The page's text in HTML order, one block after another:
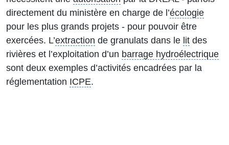
directement du ministère en charge de l’écologie
pour les plus grands projets - pour pouvoir être
exercées. L’extraction de granulats dans le lit des
rivières et l’exploitation d’un barrage hydroélectrique
sont deux exemples d’activités encadrées par la
réglementation ICPE.